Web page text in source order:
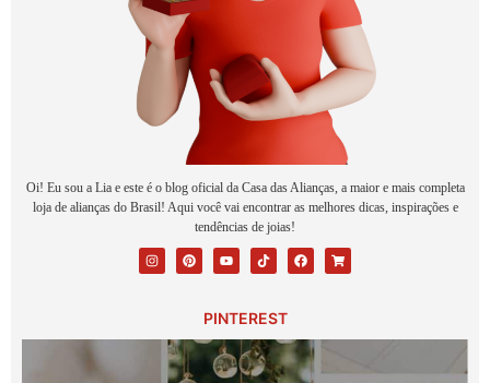
Oi! Eu sou a Lia e este é o blog oficial da Casa das Alianças, a maior e mais completa
loja de alianças do Brasil! Aqui você vai encontrar as melhores dicas, inspirações e
tendências de joias!
PINTEREST